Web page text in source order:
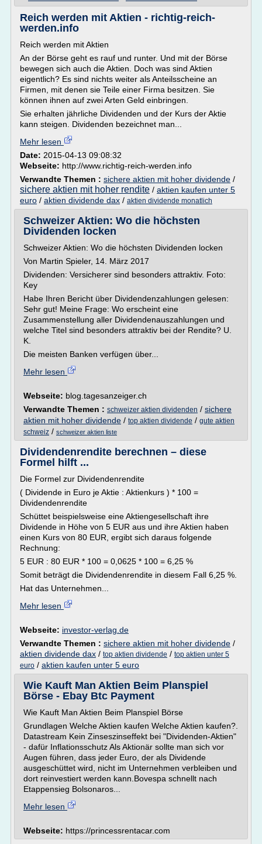
Reich werden mit Aktien - richtig-reich-
werden.info
Reich werden mit Aktien
An der Börse geht es rauf und runter. Und mit der Börse
bewegen sich auch die Aktien. Doch was sind Aktien
eigentlich? Es sind nichts weiter als Anteilsscheine an
Firmen, mit denen sie Teile einer Firma besitzen. Sie
können ihnen auf zwei Arten Geld einbringen.
Sie erhalten jährliche Dividenden und der Kurs der Aktie
kann steigen. Dividenden bezeichnet man...
Mehr lesen
Date: 2015-04-13 09:08:32
Webseite: http://www.richtig-reich-werden.info
Verwandte Themen : sichere aktien mit hoher dividende /
sichere aktien mit hoher rendite / aktien kaufen unter 5
euro / aktien dividende dax / aktien dividende monatlich
Schweizer Aktien: Wo die höchsten
Dividenden locken
Schweizer Aktien: Wo die höchsten Dividenden locken
Von Martin Spieler, 14. März 2017
Dividenden: Versicherer sind besonders attraktiv. Foto:
Key
Habe Ihren Bericht über Dividendenzahlungen gelesen:
Sehr gut! Meine Frage: Wo erscheint eine
Zusammenstellung aller Dividendenauszahlungen und
welche Titel sind besonders attraktiv bei der Rendite? U.
K.
Die meisten Banken verfügen über...
Mehr lesen
Webseite: blog.tagesanzeiger.ch
Verwandte Themen : schweizer aktien dividenden / sichere
aktien mit hoher dividende / top aktien dividende / gute aktien
schweiz / schweizer aktien liste
Dividendenrendite berechnen – diese
Formel hilft ...
Die Formel zur Dividendenrendite
( Dividende in Euro je Aktie : Aktienkurs ) * 100 =
Dividendenrendite
Schüttet beispielsweise eine Aktiengesellschaft ihre
Dividende in Höhe von 5 EUR aus und ihre Aktien haben
einen Kurs von 80 EUR, ergibt sich daraus folgende
Rechnung:
5 EUR : 80 EUR * 100 = 0,0625 * 100 = 6,25 %
Somit beträgt die Dividendenrendite in diesem Fall 6,25 %.
Hat das Unternehmen...
Mehr lesen
Webseite: investor-verlag.de
Verwandte Themen : sichere aktien mit hoher dividende /
aktien dividende dax / top aktien dividende / top aktien unter 5
euro / aktien kaufen unter 5 euro
Wie Kauft Man Aktien Beim Planspiel
Börse - Ebay Btc Payment
Wie Kauft Man Aktien Beim Planspiel Börse
Grundlagen Welche Aktien kaufen Welche Aktien kaufen?.
Datastream Kein Zinseszinseffekt bei "Dividenden-Aktien"
- dafür Inflationsschutz Als Aktionär sollte man sich vor
Augen führen, dass jeder Euro, der als Dividende
ausgeschüttet wird, nicht im Unternehmen verbleiben und
dort reinvestiert werden kann.Bovespa schnellt nach
Etappensieg Bolsonaros...
Mehr lesen
Webseite: https://princessrentacar.com